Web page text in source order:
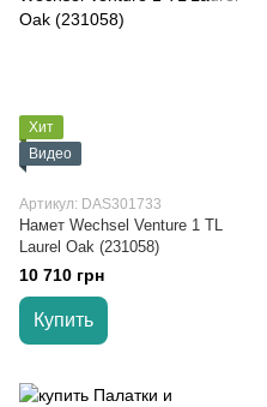
Хит
Видео
Артикул: DAS301733
Намет Wechsel Venture 1 TL
Laurel Oak (231058)
10 710 грн
Купить